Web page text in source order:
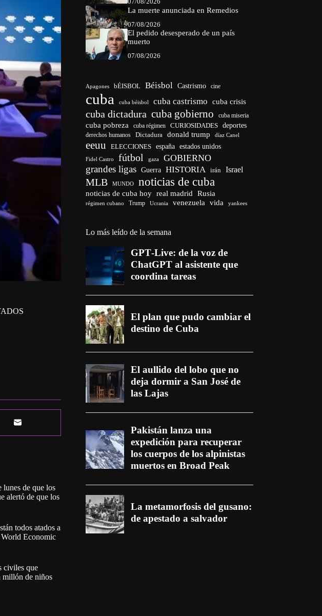
de que los
alertó de que los
todos atados a
World Economic
civiles que
millón de niños
La muerte anunciada en Remedios
07/08/2026
El pedido desesperado de un país
muerto
07/08/2026
Apagones bÉISBOL Béisbol Castrismo cine
cuba cuba béisbol cuba castrismo cuba crisis
cuba dictadura cuba gobierno cuba miseria
cuba pobreza cuba régimen CURIOSIDADES deportes
derechos humanos Dictadura donald trump díaz Canel
eeuu ELECCIONES españa estados unidos
Fidel Castro fútbol gaza GOBIERNO
grandes ligas Guerra HISTORIA irán Israel
MLB MUNDO noticias de cuba
noticias de cuba hoy real madrid Rusia
régimen cubano Trump Ucrania venezuela vida yankees
Lo más leído de la semana